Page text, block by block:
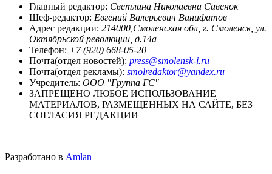
Главный редактор: Светлана Николаевна Савенок
Шеф-редактор: Евгений Валерьевич Ванифатов
Адрес редакции: 214000,Смоленская обл, г. Смоленск, ул.
Октябрьской революции, д.14а
Телефон: +7 (920) 668-05-20
Почта(отдел новостей): press@smolensk-i.ru
Почта(отдел рекламы): smolredaktor@yandex.ru
Учредитель: ООО "Группа ГС"
ЗАПРЕЩЕНО ЛЮБОЕ ИСПОЛЬЗОВАНИЕ
МАТЕРИАЛОВ, РАЗМЕЩЕННЫХ НА САЙТЕ, БЕЗ
СОГЛАСИЯ РЕДАКЦИИ
Разработано в Amlan